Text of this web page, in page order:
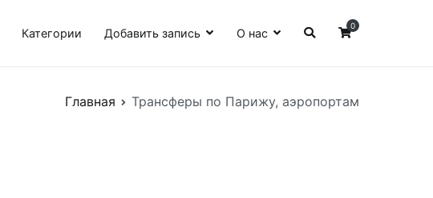
Категории Добавить запись О нас
0
Главная Трансферы по Парижу, аэропортам